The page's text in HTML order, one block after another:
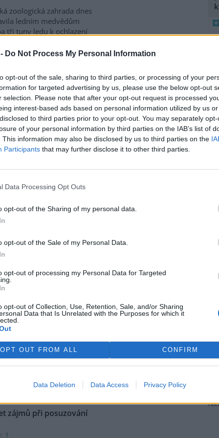
Do Not Process My Personal Information
opt-out of the sale, sharing to third parties, or processing of your
for targeted advertising by us, please use the below opt-out
selection. Please note that after your opt-out request is processed
interest-based ads based on personal information utilized by us
to third parties prior to your opt-out. You may separately
of your personal information by third parties on the IAB’s list of
This information may also be disclosed by us to third parties on the
Participants that may further disclose it to other third parties.
Data Processing Opt Outs
opt-out of the Sharing of my personal data.
opt-out of the Sale of my Personal Data.
opt-out of processing my Personal Data for Targeted
opt-out of Collection, Use, Retention, Sale, and/or Sharing
Data that Is Unrelated with the Purposes for which it
OPT OUT FROM ALL CONFIRM
Data Deletion Data Access Privacy Policy
zoologická zahrada dnes
ledním medvědům
tři tuny ledu k ochlazení
zvířatům neslouží jen ke
řekl mluvčí zoo Filip
počasí opakovat i při
sebou několik velmi
teploty stoupat až ke 40
čtyři roky zvýšila
Podle agentury AFP to
že těchto šelem v zemi
dál upevňuje pověst
tygrů týče.
podle expertů nevratně
pracích v přírodní
na albánském pobřeží,
vzniknout rozsáhlý hotelový
spojený s rodinou
podle nevládních
škody. Výstavba podle nich
AFP. Proti developerskému
Ivankou a jejím manželem
v Tiraně konají pravidelné
zájmů při posuzování
1